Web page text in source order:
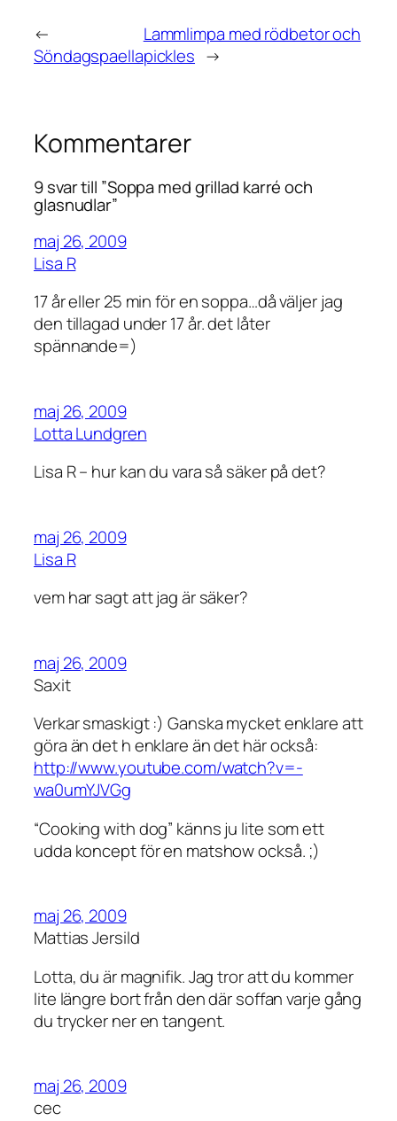
←
Söndagspaella
Lammlimpa med rödbetor och
pickles →
Kommentarer
9 svar till ”Soppa med grillad karré och
glasnudlar”
maj 26, 2009
Lisa R
17 år eller 25 min för en soppa…då väljer jag
den tillagad under 17 år. det låter
spännande=)
maj 26, 2009
Lotta Lundgren
Lisa R – hur kan du vara så säker på det?
maj 26, 2009
Lisa R
vem har sagt att jag är säker?
maj 26, 2009
Saxit
Verkar smaskigt :) Ganska mycket enklare att
göra än det h enklare än det här också:
http://www.youtube.com/watch?v=-
wa0umYJVGg
“Cooking with dog” känns ju lite som ett
udda koncept för en matshow också. ;)
maj 26, 2009
Mattias Jersild
Lotta, du är magnifik. Jag tror att du kommer
lite längre bort från den där soffan varje gång
du trycker ner en tangent.
maj 26, 2009
cec